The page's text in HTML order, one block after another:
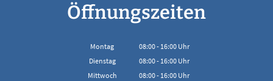
Öffnungszeiten
Montag 08:00- 16:00Uhr
Von 08:00 bis 16:00 Uhr
Dienstag 08:00- 16:00Uhr
Von 08:00 bis 16:00 Uhr
Mittwoch 08:00- 16:00Uhr